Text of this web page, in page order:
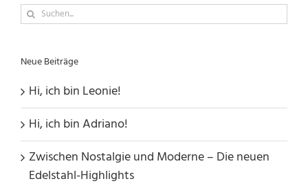
Suche
Neue Beiträge
Hi, ich bin Leonie!
Hi, ich bin Adriano!
Zwischen Nostalgie und Moderne – Die neuen
Edelstahl-Highlights